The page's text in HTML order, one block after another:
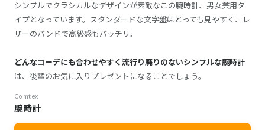
シンプルでクラシカルなデザインが素敵なこの腕時計、男女兼用タ
イプとなっています。スタンダードな文字盤はとっても見やすく、レ
ザーのバンドで高級感もバッチリ。
どんなコーデにも合わせやすく流行り廃りのないシンプルな腕時計
は、後輩のお気に入りプレゼントになることでしょう。
Comtex
腕時計